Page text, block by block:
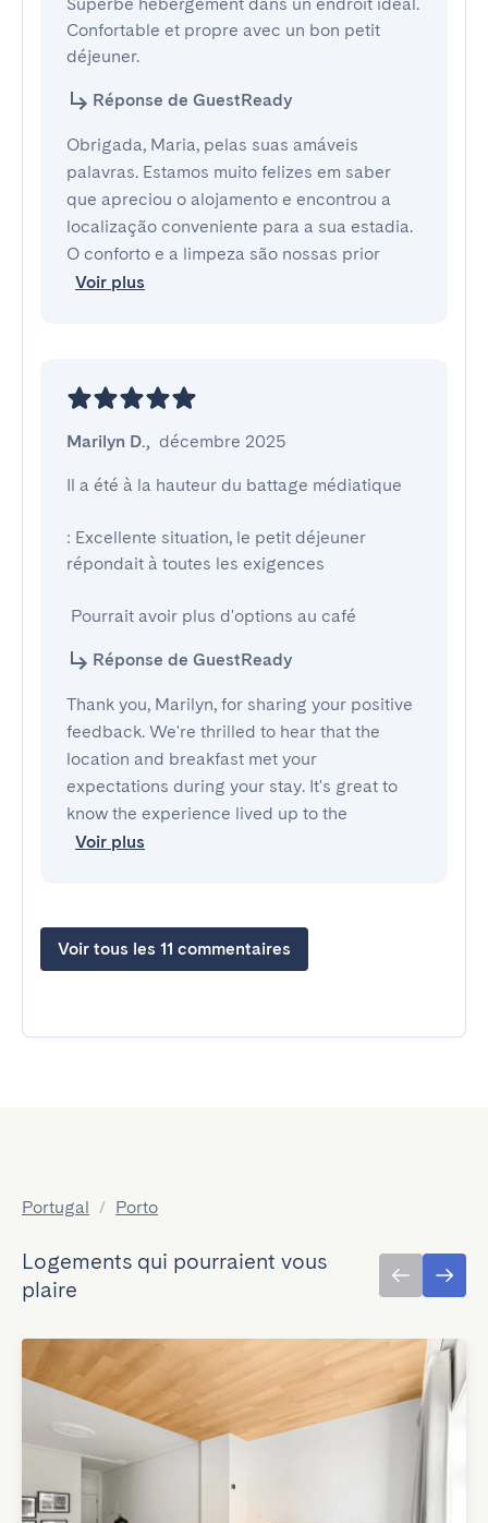
Confortable et propre avec un bon petit
déjeuner.
Réponse de GuestReady
Obrigada, Maria, pelas suas amáveis
palavras. Estamos muito felizes em saber
que apreciou o alojamento e encontrou a
localização conveniente para a sua estadia.
O conforto e a limpeza são nossas prior
Voir plus
Marilyn D., décembre 2025
Il a été à la hauteur du battage médiatique
: Excellente situation, le petit déjeuner
répondait à toutes les exigences
Pourrait avoir plus d'options au café
Réponse de GuestReady
Thank you, Marilyn, for sharing your positive
feedback. We're thrilled to hear that the
location and breakfast met your
expectations during your stay. It's great to
know the experience lived up to the
Voir plus
Voir tous les 11 commentaires
Portugal / Porto
Logements qui pourraient vous
plaire